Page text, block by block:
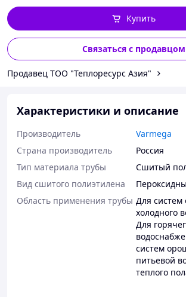
Купить
Связаться с продавцом
Продавец TOO "Теплоресурc Азия"
Характеристики и описание
Производитель
Varmega
Страна производитель
Россия
Тип материала трубы
Сшитый
Вид сшитого полиэтилена
Область применения трубы Для систем
холодного
Для
систем
питьевой
теплого